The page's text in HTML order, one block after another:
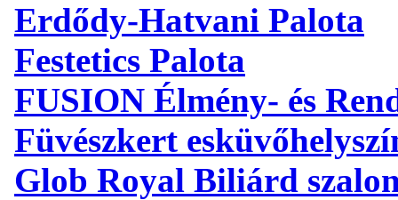
Erdődy-Hatvani Palota
Festetics Palota
FUSION Élmény- és
Füvészkert
Glob Royal Biliárd